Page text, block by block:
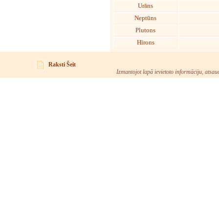
Urāns
Neptūns
Plutons
Hīrons
Raksti Šeit
Izmantojot lapā ievietoto informāciju,